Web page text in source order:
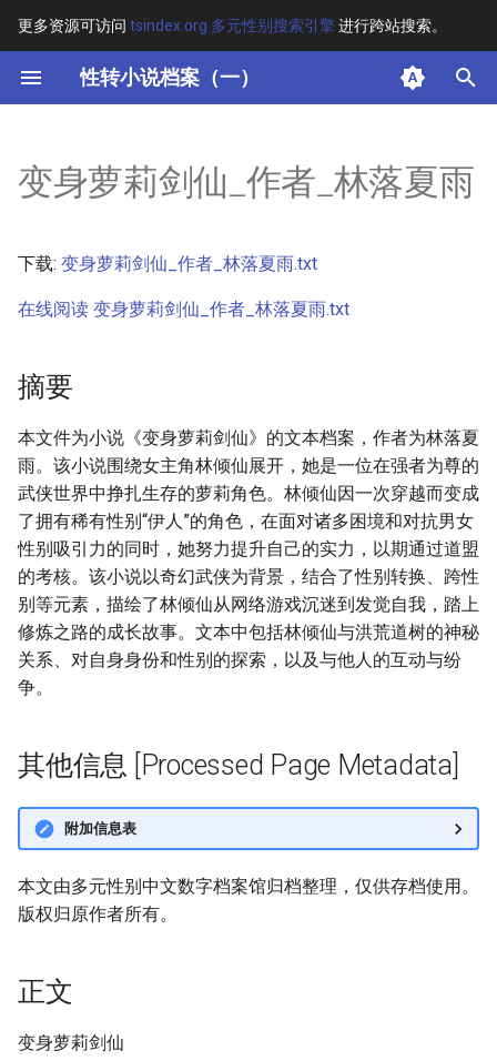
更多资源可访问 tsindex.org 多元性别搜索引擎进行跨站搜索。
性转小说档案（一）
键
开
搜
索
其他信息 [Processed Page
变身萝莉剑仙_作者_林落夏雨
下载: 变身萝莉剑仙_作者_林落夏雨.txt
在线阅读 变身萝莉剑仙_作者_林落夏雨.txt
摘要
本文件为小说《变身萝莉剑仙》的文本档案，作者为林落夏
雨。该小说围绕女主角林倾仙展开，她是一位在强者为尊的
武侠世界中挣扎生存的萝莉角色。林倾仙因一次穿越而变成
了拥有稀有性别“伊人”的角色，在面对诸多困境和对抗男女
性别吸引力的同时，她努力提升自己的实力，以期通过道盟
的考核。该小说以奇幻武侠为背景，结合了性别转换、跨性
别等元素，描绘了林倾仙从网络游戏沉迷到发觉自我，踏上
修炼之路的成长故事。文本中包括林倾仙与洪荒道树的神秘
关系、对自身身份和性别的探索，以及与他人的互动与纷
争。
其他信息 [Processed Page Metadata]
附加信息表
本文由多元性别中文数字档案馆归档整理，仅供存档使用。
版权归原作者所有。
正文
变身萝莉剑仙